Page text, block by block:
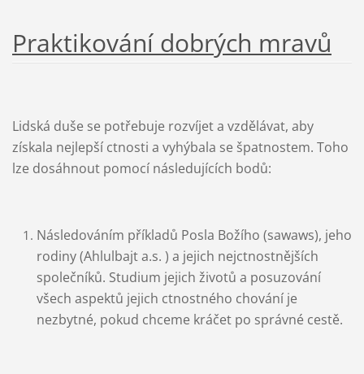
Praktikování dobrých mravů
Lidská duše se potřebuje rozvíjet a vzdělávat, aby
získala nejlepší ctnosti a vyhýbala se špatnostem. Toho
lze dosáhnout pomocí následujících bodů:
Následováním příkladů Posla Božího (sawaws), jeho
rodiny (Ahlulbajt a.s. ) a jejich nejctnostnějších
společníků. Studium jejich životů a posuzování
všech aspektů jejich ctnostného chování je
nezbytné, pokud chceme kráčet po správné cestě.